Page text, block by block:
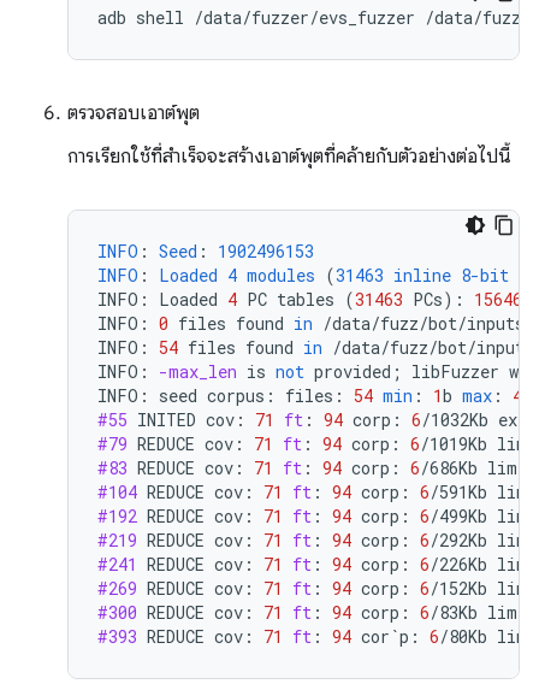
ตรวจสอบเอาต์พุต
การเรียกใช้ที่สำเร็จจะสร้างเอาต์พุตที่คล้ายกับตัวอย่างต่อไปนี้
INFO : Seed :
1902496153
INFO : Loaded 4 modules (31463 inline 8-bit
INFO : Loaded 4 PC tables (31463 PCs): 15646
INFO : 0 files found in /data/fuzz/bot/inputs
INFO : 54 files found in /data/fuzz/bot/inputs
INFO : -max_len is not provided ; libFuzzer
INFO : seed corpus : files : 54 min : 1b max :
#55 INITED cov : 71 ft : 94 corp : 6/1032Kb exec
#79 REDUCE cov : 71 ft : 94 corp : 6/1019Kb lim
#83 REDUCE cov : 71 ft : 94 corp : 6/686Kb lim
#104 REDUCE cov : 71 ft : 94 corp : 6/591Kb lim
#192 REDUCE cov : 71 ft : 94 corp : 6/499Kb lim
#219 REDUCE cov : 71 ft : 94 corp : 6/292Kb lim
#241 REDUCE cov : 71 ft : 94 corp : 6/226Kb lim
#269 REDUCE cov : 71 ft : 94 corp : 6/152Kb lim
#300 REDUCE cov : 71 ft : 94 corp : 6/83Kb lim
#393 REDUCE cov : 71 ft : 94 cor `p : 6/80Kb lim